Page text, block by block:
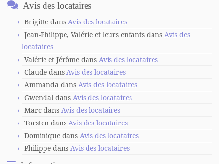
Avis des locataires
Brigitte dans Avis des locataires
Jean-Philippe, Valérie et leurs enfants dans Avis des
locataires
Valérie et Jérôme dans Avis des locataires
Claude dans Avis des locataires
Ammanda dans Avis des locataires
Gwendal dans Avis des locataires
Marc dans Avis des locataires
Torsten dans Avis des locataires
Dominique dans Avis des locataires
Philippe dans Avis des locataires